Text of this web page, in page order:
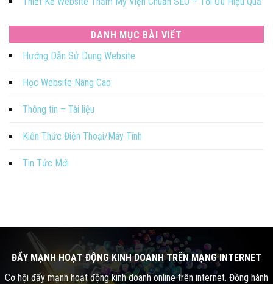
DANH MỤC BÀI VIẾT
Hướng Dẫn Sử Dụng Website
Học Website Nâng Cao
Thông tin – Tài liệu
Kiến Thức Điện Thoại/Máy Tính
Tin Tức Mới
ĐẨY MẠNH HOẠT ĐỘNG KINH DOANH TRÊN MẠNG INTERNET
Cơ hội đẩy mạnh hoạt động kinh doanh online trên internet. Đồng hành